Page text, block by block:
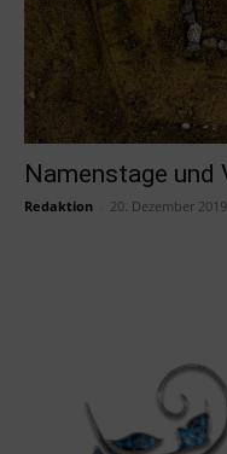
Namenstage und
Redaktion 20. Dezember 2019